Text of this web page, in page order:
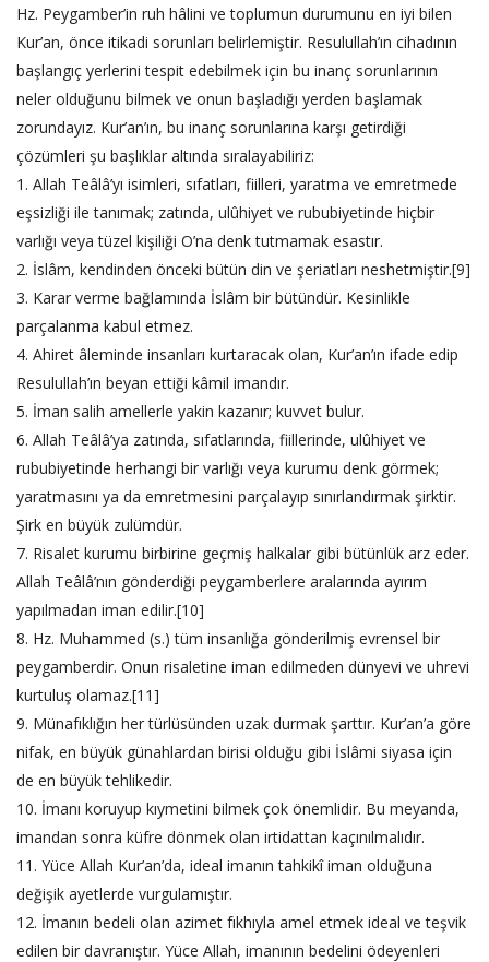
Hz. Peygamber’in ruh hâlini ve toplumun durumunu en iyi bilen
Kur’an, önce itikadi sorunları belirlemiştir. Resulullah’ın cihadının
başlangıç yerlerini tespit edebilmek için bu inanç sorunlarının
neler olduğunu bilmek ve onun başladığı yerden başlamak
zorundayız. Kur’an’ın, bu inanç sorunlarına karşı getirdiği
çözümleri şu başlıklar altında sıralayabiliriz:
1. Allah Teâlâ’yı isimleri, sıfatları, fiilleri, yaratma ve emretmede
eşsizliği ile tanımak; zatında, ulûhiyet ve rububiyetinde hiçbir
varlığı veya tüzel kişiliği O’na denk tutmamak esastır.
2. İslâm, kendinden önceki bütün din ve şeriatları neshetmiştir.[9]
3. Karar verme bağlamında İslâm bir bütündür. Kesinlikle
parçalanma kabul etmez.
4. Ahiret âleminde insanları kurtaracak olan, Kur’an’ın ifade edip
Resulullah’ın beyan ettiği kâmil imandır.
5. İman salih amellerle yakin kazanır; kuvvet bulur.
6. Allah Teâlâ’ya zatında, sıfatlarında, fiillerinde, ulûhiyet ve
rububiyetinde herhangi bir varlığı veya kurumu denk görmek;
yaratmasını ya da emretmesini parçalayıp sınırlandırmak şirktir.
Şirk en büyük zulümdür.
7. Risalet kurumu birbirine geçmiş halkalar gibi bütünlük arz eder.
Allah Teâlâ’nın gönderdiği peygamberlere aralarında ayırım
yapılmadan iman edilir.[10]
8. Hz. Muhammed (s.) tüm insanlığa gönderilmiş evrensel bir
peygamberdir. Onun risaletine iman edilmeden dünyevi ve uhrevi
kurtuluş olamaz.[11]
9. Münafıklığın her türlüsünden uzak durmak şarttır. Kur’an’a göre
nifak, en büyük günahlardan birisi olduğu gibi İslâmi siyasa için
de en büyük tehlikedir.
10. İmanı koruyup kıymetini bilmek çok önemlidir. Bu meyanda,
imandan sonra küfre dönmek olan irtidattan kaçınılmalıdır.
11. Yüce Allah Kur’an’da, ideal imanın tahkikî iman olduğuna
değişik ayetlerde vurgulamıştır.
12. İmanın bedeli olan azimet fıkhıyla amel etmek ideal ve teşvik
edilen bir davranıştır. Yüce Allah, imanının bedelini ödeyenleri